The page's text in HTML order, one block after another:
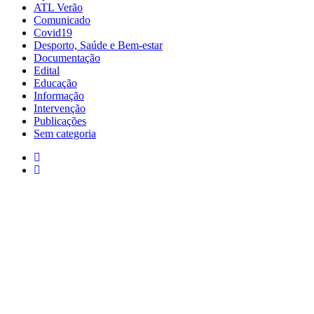
ATL Verão
Comunicado
Covid19
Desporto, Saúde e Bem-estar
Documentação
Edital
Educação
Informação
Intervenção
Publicações
Sem categoria